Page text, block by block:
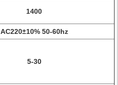
1400
AC220±10% 50-60hz
5-30